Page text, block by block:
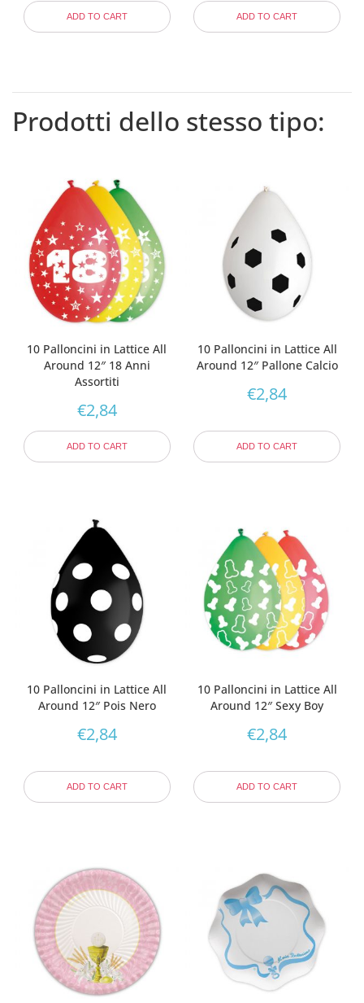
ADD TO CART ADD TO CART
Prodotti dello stesso tipo:
10 Palloncini in Lattice All
Around 12″ 18 Anni
Assortiti
€2,84
ADD TO CART
10 Palloncini in Lattice All
Around 12″ Pallone Calcio
€2,84
ADD TO CART
10 Palloncini in Lattice All
Around 12″ Pois Nero
€2,84
ADD TO CART
10 Palloncini in Lattice All
Around 12″ Sexy Boy
€2,84
ADD TO CART